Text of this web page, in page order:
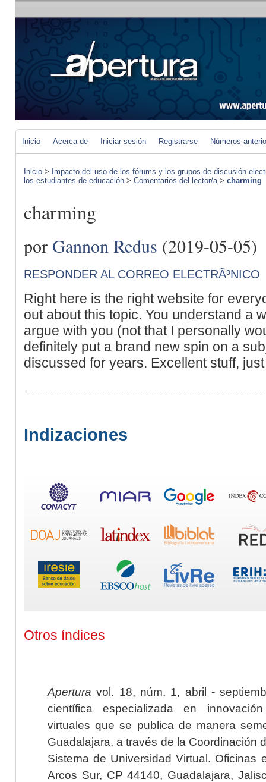
Inicio Acerca de Iniciar sesión Registrarse Números
Inicio > Impacto del uso de los fórums y los grupos de discusión
los estudiantes de educación > Comentarios del lector/a> charming
charming
por Gannon Redus (2019-05-05)
RESPONDER AL CORREO ELECTRÃ³NICO
Right here is the right website for
out about this topic. You understand a
argue with you (not that I personally
definitely put a brand new spin on a
discussed for years. Excellent stuff,
Indizaciones
Otros índices
Apertura vol. 18, núm. 1, abril -
científica especializada en
virtuales que se publica de manera
Guadalajara, a través de la Coordinación
Sistema de Universidad Virtual. Oficinas
Arcos Sur, CP 44140, Guadalajara,